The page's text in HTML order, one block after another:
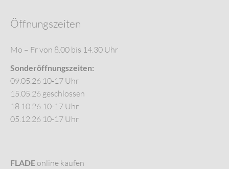
Öffnungszeiten
Mo – Fr von 8.00 bis 14.30 Uhr
Sonderöffnungszeiten:
09.05.26 10-17 Uhr
15.05.26 geschlossen
18.10.26 10-17 Uhr
05.12.26 10-17 Uhr
FLADE online kaufen